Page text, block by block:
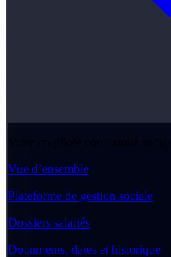
Votre co-pilote conformité sociale
Vue d’ensemble
Plateforme de gestion sociale
Dossiers salariés
Documents, dates et historique